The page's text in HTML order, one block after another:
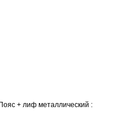
+ лиф металлический :